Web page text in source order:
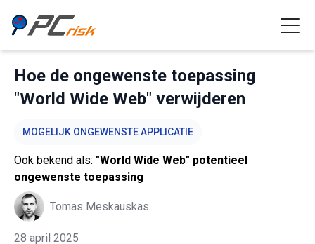
Hoe de ongewenste toepassing
"World Wide Web" verwijderen
MOGELIJK ONGEWENSTE APPLICATIE
Ook bekend als: "World Wide Web" potentieel
ongewenste toepassing
Tomas Meskauskas
28 april 2025